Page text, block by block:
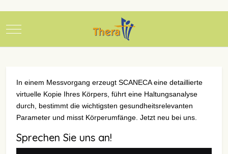
Mobile Menu Toggle
In einem Messvorgang erzeugt SCANECA eine detaillierte
virtuelle Kopie Ihres Körpers, führt eine Haltungsanalyse
durch, bestimmt die wichtigsten gesundheitsrelevanten
Parameter und misst Körperumfänge. Jetzt neu bei uns.
Sprechen Sie uns an!